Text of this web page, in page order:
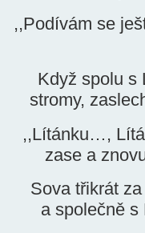
,,Podívám se
Když spolu s
stromy,
,,Lítánku…,
zase a
Sova třikrát za
a společně